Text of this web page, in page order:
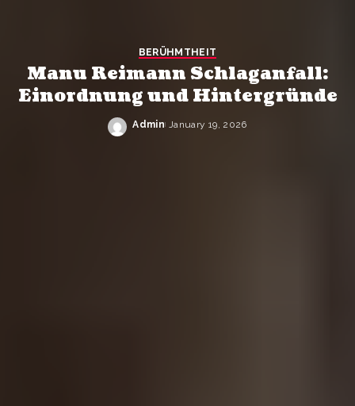
BERÜHMTHEIT
Manu Reimann Schlaganfall:
Einordnung und Hintergründe
Posted
Admin January 19, 2026